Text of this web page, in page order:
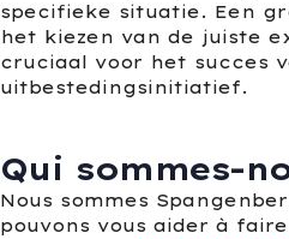
specifieke situatie. Een
het kiezen van de juiste
cruciaal voor het succes
uitbestedingsinitiatief.
Qui sommes-
Nous sommes
pouvons vous aider à